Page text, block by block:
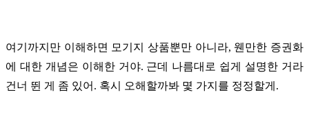
여기까지만 이해하면 모기지 상품뿐만 아니라, 웬만한 증권화
에 대한 개념은 이해한 거야. 근데 나름대로 쉽게 설명한 거라
건너 뛴 게 좀 있어. 혹시 오해할까봐 몇 가지를 정정할게.